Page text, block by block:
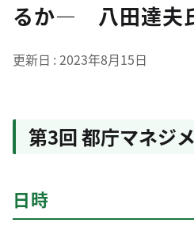
るか― 八田達夫
更新日 2023年8月15日
第3回 都庁マネジ
日時